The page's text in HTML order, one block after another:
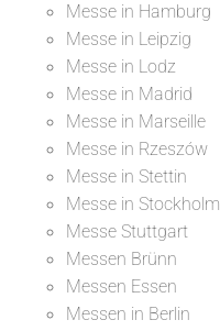
Messe in Hamburg
Messe in Leipzig
Messe in Lodz
Messe in Madrid
Messe in Marseille
Messe in Rzeszów
Messe in Stettin
Messe in Stockholm
Messe Stuttgart
Messen Brünn
Messen Essen
Messen in Berlin